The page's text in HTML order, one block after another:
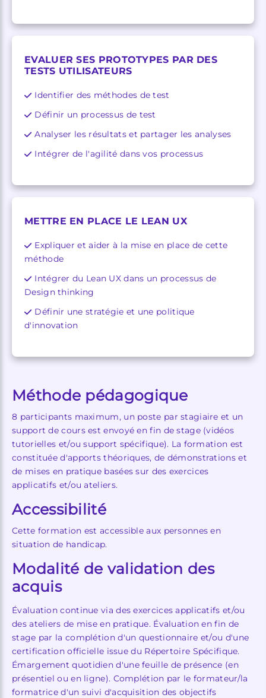
EVALUER SES PROTOTYPES PAR DES
TESTS UTILISATEURS
Identifier des méthodes de test
Définir un processus de test
Analyser les résultats et partager les analyses
Intégrer de l'agilité dans vos processus
METTRE EN PLACE LE LEAN UX
Expliquer et aider à la mise en place de cette
méthode
Intégrer du Lean UX dans un processus de
Design thinking
Définir une stratégie et une politique
d'innovation
Méthode pédagogique
8 participants maximum, un poste par stagiaire et un
support de cours est envoyé en fin de stage (vidéos
tutorielles et/ou support spécifique). La formation est
constituée d'apports théoriques, de démonstrations et
de mises en pratique basées sur des exercices
applicatifs et/ou ateliers.
Accessibilité
Cette formation est accessible aux personnes en
situation de handicap.
Modalité de validation des
acquis
Évaluation continue via des exercices applicatifs et/ou
des ateliers de mise en pratique. Évaluation en fin de
stage par la complétion d'un questionnaire et/ou d'une
certification officielle issue du Répertoire Spécifique.
Émargement quotidien d'une feuille de présence (en
présentiel ou en ligne). Complétion par le formateur/la
formatrice d'un suivi d'acquisition des objectifs